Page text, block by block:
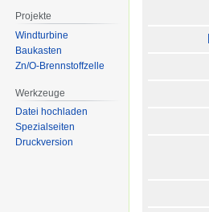
Projekte
Windturbine
Baukasten
Zn/O-Brennstoffzelle
Werkzeuge
Datei hochladen
Spezialseiten
Druckversion